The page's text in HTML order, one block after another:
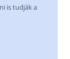
is tudják a